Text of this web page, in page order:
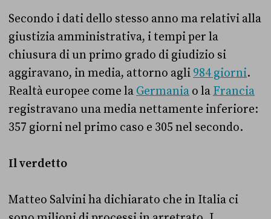
Secondo i dati dello stesso anno ma relativi alla
giustizia amministrativa, i tempi per la
chiusura di un primo grado di giudizio si
aggiravano, in media, attorno agli 984 giorni.
Realtà europee come la Germania o la Francia
registravano una media nettamente inferiore:
357 giorni nel primo caso e 305 nel secondo.
Il verdetto
Matteo Salvini ha dichiarato che in Italia ci